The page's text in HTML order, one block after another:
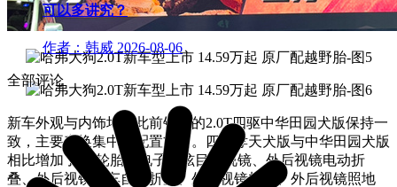
新车外观与内饰均与此前销售的2.0T四驱中华田园犬版保持一
致，主要变换集中在配置方面。四驱哮天犬版与中华田园犬版
相比增加了AT轮胎、电子防炫目后视镜、外后视镜电动折
叠、外后视镜锁车自动折叠、外后视镜加热、外后视镜照地
可以多讲究？
作者：韩威 2026-08-06
全部评论